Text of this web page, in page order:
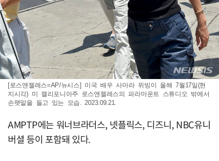
[로스앤젤레스=AP/뉴시스] 미국 배우 사마라 위빙이 올해 7월17일(현
지시각) 미 캘리포니아주 로스앤젤레스의 파라마운트 스튜디오 밖에서
손팻말을 들고 있는 모습. 2023.09.21.
AMPTP에는 워너브라더스, 넷플릭스, 디즈니, NBC유니
버셜 등이 포함돼 있다.